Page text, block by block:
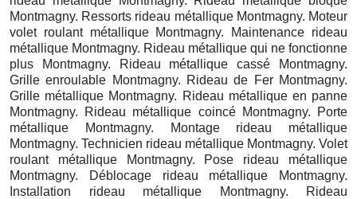
Montmagny. Ressorts rideau métallique Montmagny. Moteur
volet roulant métallique Montmagny. Maintenance rideau
métallique Montmagny. Rideau métallique qui ne fonctionne
plus Montmagny. Rideau métallique cassé Montmagny.
Grille enroulable Montmagny. Rideau de Fer Montmagny.
Grille métallique Montmagny. Rideau métallique en panne
Montmagny. Rideau métallique coincé Montmagny. Porte
métallique Montmagny. Montage rideau métallique
Montmagny. Technicien rideau métallique Montmagny. Volet
roulant métallique Montmagny. Pose rideau métallique
Montmagny. Déblocage rideau métallique Montmagny.
Installation rideau métallique Montmagny. Rideau